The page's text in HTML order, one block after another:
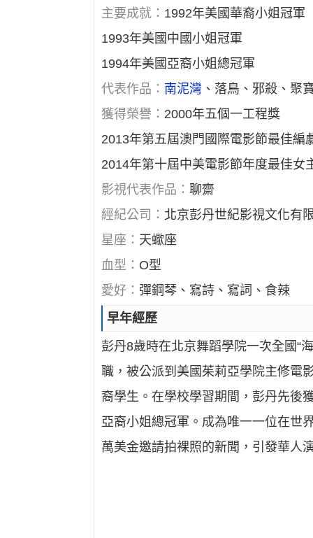
主要成就： 1992年美國華裔小姐冠軍
1993年美國中國小姐冠軍
1994年美國亞裔小姐總冠軍
代表作品： 南泥灣 、落鳥、邪殺、聚
獲得榮譽： 2000年五個一工程獎
2013年第五屆澳門國際電影節最佳編
2014年第十屆中美電影節年度最佳女
影視代表作品：聊齋
經紀公司： 北京彭丹世紀影視文化有
星座： 天蠍座
血型： O型
愛好： 彈鋼琴、寫詩、寫詞、食辣
早年經歷
彭丹8歲時在北京舞蹈學院一次全國“
職，被公派到美國茱莉亞學院主修電
裔學生。在學校學習期間，彭丹先後
亞裔小姐總冠軍。成為唯一一位在世
萬美金邀請拍裸照的新聞，引發華人